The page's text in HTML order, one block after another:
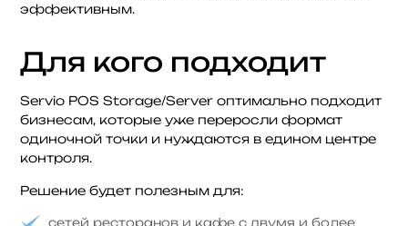
эффективным.
Для кого подходит
Servio POS Storage/Server оптимально подходит
бизнесам, которые уже переросли формат
одиночной точки и нуждаются в едином центре
контроля.
Решение будет полезным для:
сетей ресторанов и кафе с двумя и более